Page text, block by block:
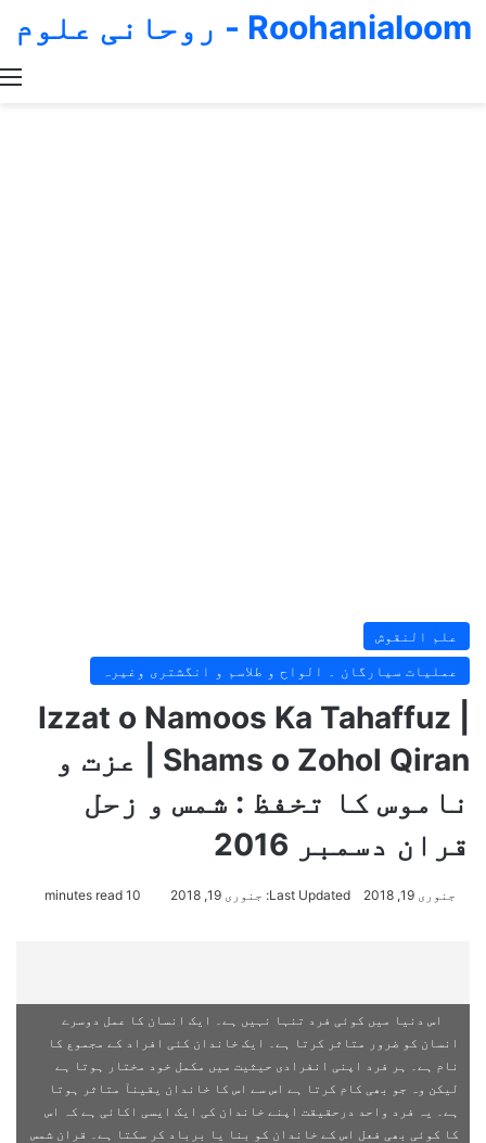
Roohanialoom - روحانی علوم
علم النقوش
عملیات سیارگان ۔ الواح و طلاسم و انگشتری وغیرہ
Izzat o Namoos Ka Tahaffuz |
Shams o Zohol Qiran | عزت و
ناموس کا تخفظ : شمس و زحل
قران دسمبر 2016
جنوری 19, 2018 Last Updated: جنوری 19, 2018
اس دنیا میں کوئی فرد تنہا نہیں ہے۔ ایک انسان کا عمل دوسرے
انسان کو ضرور متاثر کرتا ہے۔ ایک خاندان کئی افراد کے مجموع کا
نام ہے۔ ہر فرد اپنی انفرادی حیثیت میں مکمل خود مختار ہوتا ہے
لیکن وہ جو بھی کام کرتا ہے اس سے اس کا خاندان یقینآ متاثر ہوتا
ہے۔ یہ فرد واحد درحقیقت اپنے خاندان کی ایک ایسی اکائی ہے کہ اس
کا کوئی بھی فعل اس کے خاندان کو بنا یا برباد کر سکتا ہے۔ قران شمس